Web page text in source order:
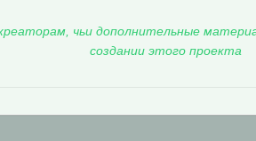
чьи дополнительные
создании этого проекта